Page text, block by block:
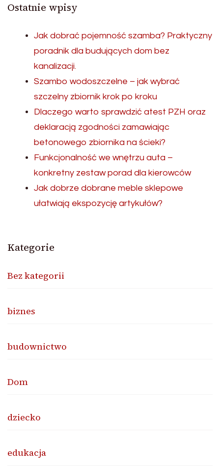
Ostatnie wpisy
Jak dobrać pojemność szamba? Praktyczny
poradnik dla budujących dom bez
kanalizacji.
Szambo wodoszczelne – jak wybrać
szczelny zbiornik krok po kroku
Dlaczego warto sprawdzić atest PZH oraz
deklaracją zgodności zamawiając
betonowego zbiornika na ścieki?
Funkcjonalność we wnętrzu auta –
konkretny zestaw porad dla kierowców
Jak dobrze dobrane meble sklepowe
ułatwiają ekspozycję artykułów?
Kategorie
Bez kategorii
biznes
budownictwo
Dom
dziecko
edukacja